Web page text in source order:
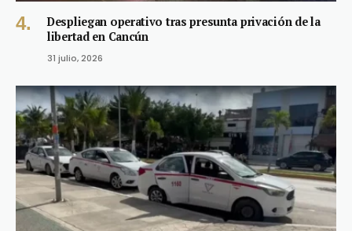
Despliegan operativo tras presunta privación de la
libertad en Cancún
31 julio, 2026